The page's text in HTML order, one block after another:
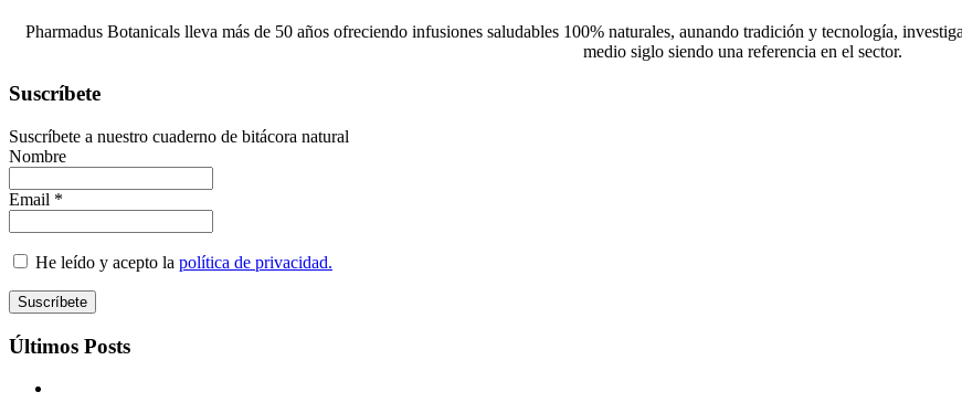
Pharmadus Botanicals lleva más de 50 años ofreciendo infusiones saludables 100% naturales, aunando tradición y tecnología,
medio siglo siendo una referencia en el sector.
Suscríbete
Suscríbete a nuestro cuaderno de bitácora natural
Nombre
Email *
He leído y acepto la política de privacidad.
Últimos Posts